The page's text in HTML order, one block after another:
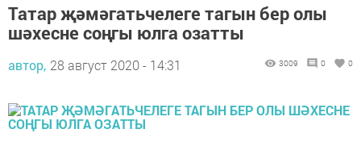
Татар җәмәгатьчелеге тагын бер олы
шәхесне соңгы юлга озатты
автор, 28 август 2020 - 14:31 3009 0 0